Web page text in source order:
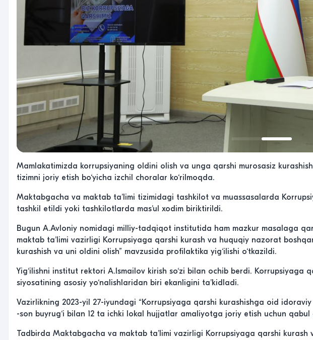
Mamlakatimizda korrupsiyaning oldini olish va unga qarshi murosasiz
tizimni joriy etish bo‘yicha izchil choralar ko‘rilmoqda.
Maktabgacha va maktab taʼlimi tizimidagi tashkilot va muassasalarda
tashkil etildi yoki tashkilotlarda masʼul xodim biriktirildi.
Bugun A.Avloniy nomidagi milliy-tadqiqot institutida ham mazkur masalaga
maktab taʼlimi vazirligi Korrupsiyaga qarshi kurash va huquqiy nazorat
kurashish va uni oldini olish” mavzusida profilaktika yig‘ilishi o‘tkazildi.
Yig‘ilishni institut rektori A.Ismailov kirish so‘zi bilan ochib berdi.
siyosatining asosiy yo‘nalishlaridan biri ekanligini taʼkidladi.
Vazirlikning 2023-yil 27-iyundagi “Korrupsiyaga qarshi kurashishga oid
-son buyrug‘i bilan 12 ta ichki lokal hujjatlar amaliyotga joriy etish uchun qabul
Tadbirda Maktabgacha va maktab taʼlimi vazirligi Korrupsiyaga qarshi kurash